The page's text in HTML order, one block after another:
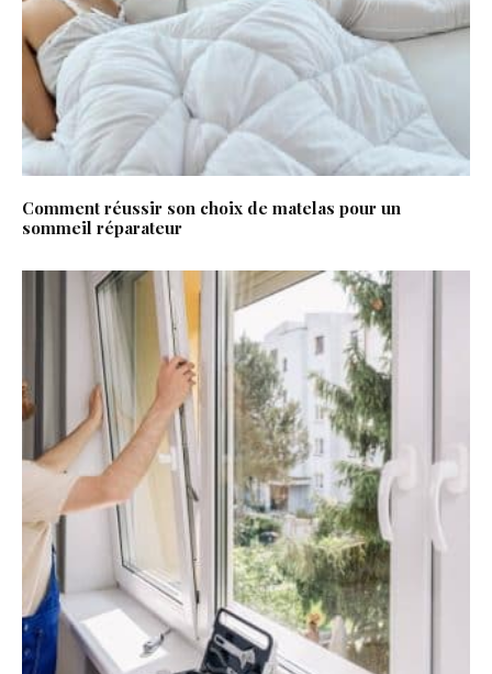
Comment réussir son choix de matelas pour un
sommeil réparateur